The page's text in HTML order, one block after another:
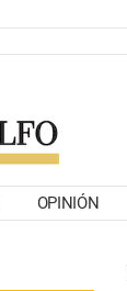
OPINIÓN